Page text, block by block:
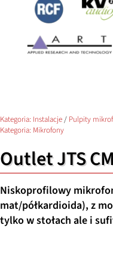
Kategoria: Instalacje/ Pulpity
Kategoria: Mikrofony
Outlet JTS
Niskoprofilowy
mat/półkardioida), z
tylko w stołach ale i